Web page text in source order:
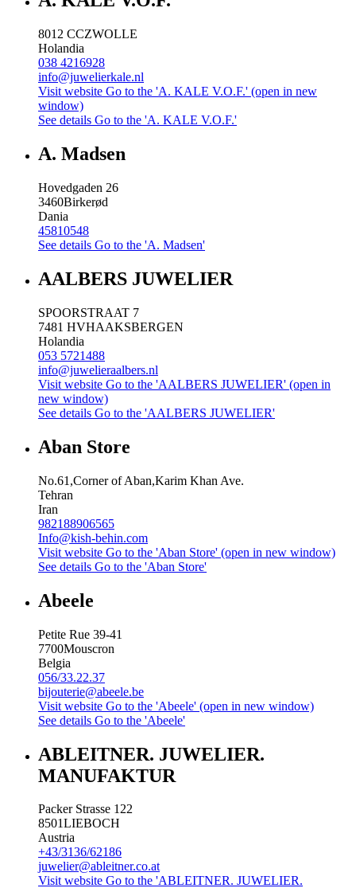
8012 CCZWOLLE
Holandia
038 4216928
info@juwelierkale.nl
Visit website Go to the 'A. KALE V.O.F.' (open in new
window)
See details Go to the 'A. KALE V.O.F.'
A. Madsen
Hovedgaden 26
3460Birkerød
Dania
45810548
See details Go to the 'A. Madsen'
AALBERS JUWELIER
SPOORSTRAAT 7
7481 HVHAAKSBERGEN
Holandia
053 5721488
info@juwelieraalbers.nl
Visit website Go to the 'AALBERS JUWELIER' (open in
new window)
See details Go to the 'AALBERS JUWELIER'
Aban Store
No.61,Corner of Aban,Karim Khan Ave.
Tehran
Iran
982188906565
Info@kish-behin.com
Visit website Go to the 'Aban Store' (open in new window)
See details Go to the 'Aban Store'
Abeele
Petite Rue 39-41
7700Mouscron
Belgia
056/33.22.37
bijouterie@abeele.be
Visit website Go to the 'Abeele' (open in new window)
See details Go to the 'Abeele'
ABLEITNER. JUWELIER.
MANUFAKTUR
Packer Strasse 122
8501LIEBOCH
Austria
+43/3136/62186
juwelier@ableitner.co.at
Visit website Go to the 'ABLEITNER. JUWELIER.